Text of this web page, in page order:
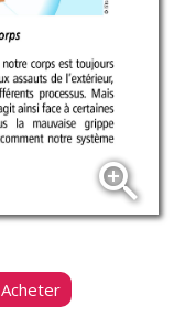
zoom_in
Acheter